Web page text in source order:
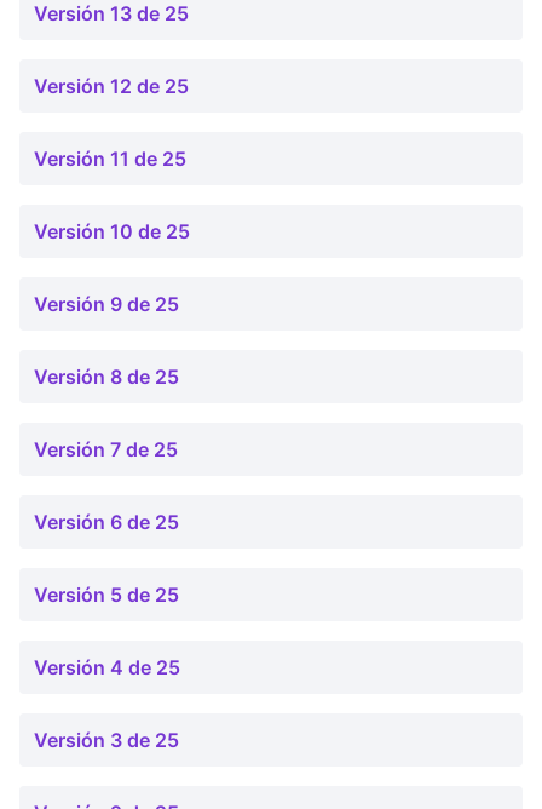
Versión 13 de 25
Versión 12 de 25
Versión 11 de 25
Versión 10 de 25
Versión 9 de 25
Versión 8 de 25
Versión 7 de 25
Versión 6 de 25
Versión 5 de 25
Versión 4 de 25
Versión 3 de 25